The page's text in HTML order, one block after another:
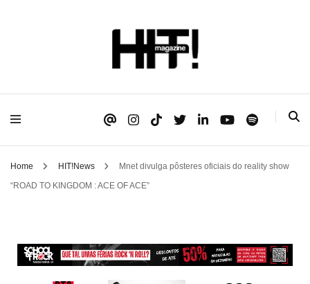
HIT!Magazine
Home HIT!News
Mnet divulga pôsteres oficiais do reality show
“ROAD TO KINGDOM : ACE OF ACE”